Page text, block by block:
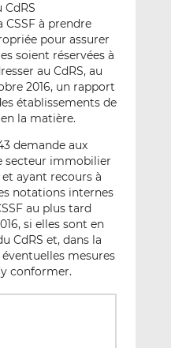
CSSF à prendre
pour assurer
soient réservées à
au CdRS, au
2016, un rapport
établissements de
la matière.
demande aux
secteur immobilier
ayant recours à
notations internes
au plus tard
si elles sont en
CdRS et, dans la
mesures
conformer.